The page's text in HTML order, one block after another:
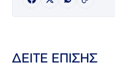
ΔΕΙΤΕ ΕΠΙΣΗΣ